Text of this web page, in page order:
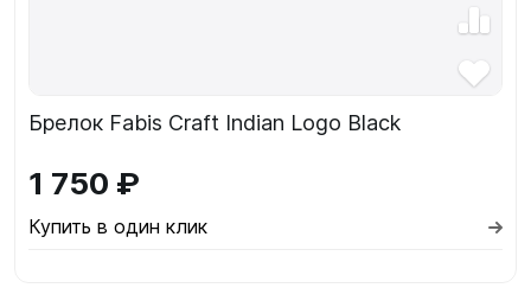
Брелок Fabis Craft Indian Logo Black
1 750 ₽
Купить в один клик